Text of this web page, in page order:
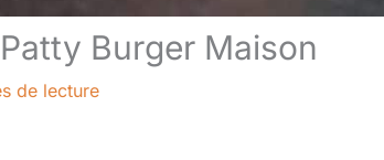
Burger Maison
de lecture